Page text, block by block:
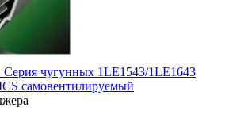
Серия чугунных 1LE1543/1LE1643
самовентилируемый